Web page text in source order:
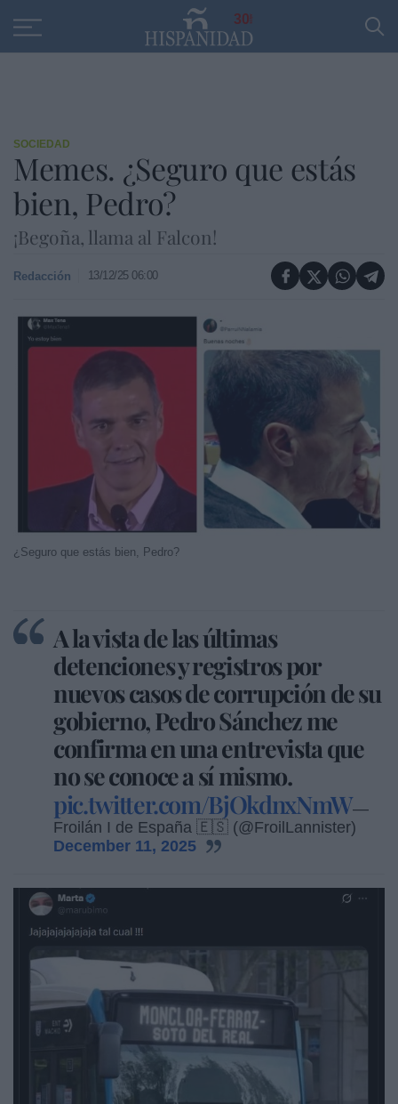
30
SOCIEDAD
Memes. ¿Seguro que estás
bien, Pedro?
¡Begoña, llama al Falcon!
Redacción 13/12/25 06:00
¿Seguro que estás bien, Pedro?
A la vista de las últimas
detenciones y registros por
nuevos casos de corrupción de su
gobierno, Pedro Sánchez me
confirma en una entrevista que
no se conoce a sí mismo.
pic.twitter.com/BjOkdnxNmW—
Froilán I de España 🇪🇸 (@FroilLannister)
December 11, 2025